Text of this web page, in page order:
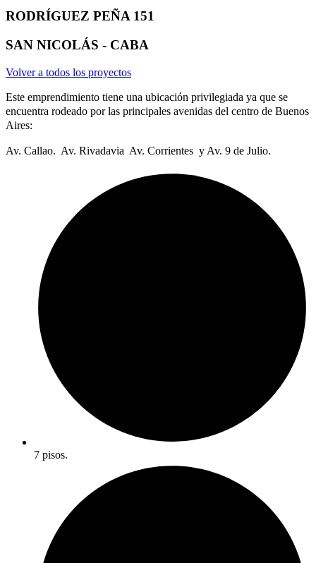
RODRÍGUEZ PEÑA 151
SAN NICOLÁS - CABA
Volver a todos los proyectos
Este emprendimiento tiene una ubicación privilegiada ya que se
encuentra rodeado por las principales avenidas del centro de Buenos
Aires:​
Av. Callao. Av. Rivadavia Av. Corrientes y Av. 9 de Julio.
7 pisos.